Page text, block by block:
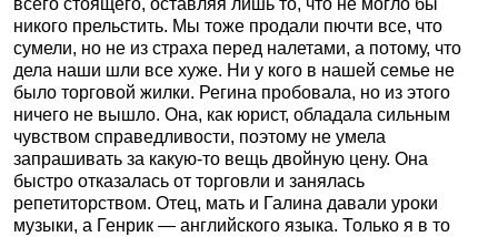
всего стоящего, оставляя лишь то, что не могло бы
никого прельстить. Мы тоже продали пючти все, что
сумели, но не из страха перед налетами, а потому, что
дела наши шли все хуже. Ни у кого в нашей семье не
было торговой жилки. Регина пробовала, но из этого
ничего не вышло. Она, как юрист, обладала сильным
чувством справедливости, поэтому не умела
запрашивать за какую-то вещь двойную цену. Она
быстро отказалась от торговли и занялась
репетиторством. Отец, мать и Галина давали уроки
музыки, а Генрик — английского языка. Только я в то